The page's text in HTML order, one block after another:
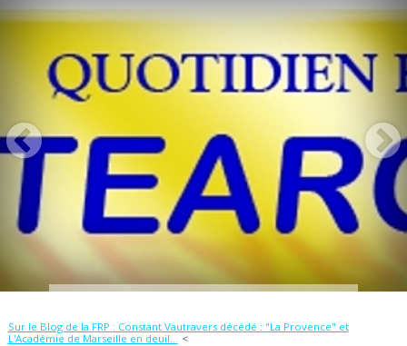
Sur le Blog de la FRP : Constant Vautravers décédé : "La Provence" et
L'Académie de Marseille en deuil...